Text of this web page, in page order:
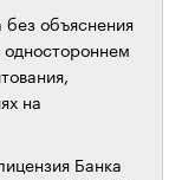
без объяснения
на
Банка